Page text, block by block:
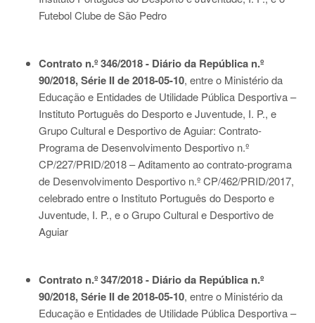
Futebol Clube de São Pedro
Contrato n.º 346/2018 - Diário da República n.º
90/2018, Série II de 2018-05-10, entre o Ministério da
Educação e Entidades de Utilidade Pública Desportiva –
Instituto Português do Desporto e Juventude, I. P., e
Grupo Cultural e Desportivo de Aguiar: Contrato-
Programa de Desenvolvimento Desportivo n.º
CP/227/PRID/2018 – Aditamento ao contrato-programa
de Desenvolvimento Desportivo n.º CP/462/PRID/2017,
celebrado entre o Instituto Português do Desporto e
Juventude, I. P., e o Grupo Cultural e Desportivo de
Aguiar
Contrato n.º 347/2018 - Diário da República n.º
90/2018, Série II de 2018-05-10, entre o Ministério da
Educação e Entidades de Utilidade Pública Desportiva –